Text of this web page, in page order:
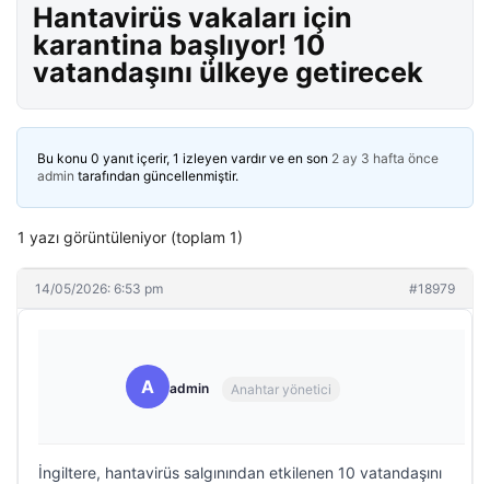
Hantavirüs vakaları için
karantina başlıyor! 10
vatandaşını ülkeye getirecek
Bu konu 0 yanıt içerir, 1 izleyen vardır ve en son 2 ay 3 hafta önce
admin tarafından güncellenmiştir.
1 yazı görüntüleniyor (toplam 1)
14/05/2026: 6:53 pm #18979
A admin Anahtar yönetici
İngiltere, hantavirüs salgınından etkilenen 10 vatandaşını